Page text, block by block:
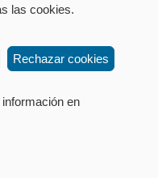
las cookies.
Rechazar cookies
en